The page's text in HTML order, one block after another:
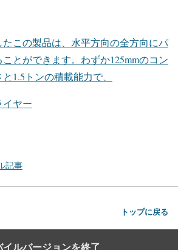
この製品は、水平方向の全方向にパ
とができます。わずか125mmのコン
1.5トンの積載能力で、
イヤー
記事
トップに戻る
イルバージョンを終了